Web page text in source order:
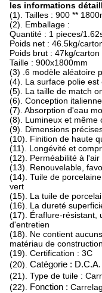
les informations
(1). Tailles : 900 **
(2). Emballage :
Quantité : 1 pieces/
Poids net : 46.5kg/
Poids brut : 47kg/carton
Taille : 900x1800mm
(3) .6 modèle aléatoire
(4). La surface polie est
(5). La taille de match
(6). Conception italienne
(7). Absorption d'eau
(8). Lumineux et même
(9). Dimensions
(10). Finition de haute
(11). Longévité et
(12). Perméabilité à l'air
(13). Renouvelable,
(14). Tuile de
vert
(15). La tuile de
(16). La dureté
(17). Éraflure-résistant,
d'entretien
(18). Ne contient
matériau de
(19). Certification : 3C
(20). Catégorie : D.C.A.
(21). Type de tuile :
(22).
Fonction :